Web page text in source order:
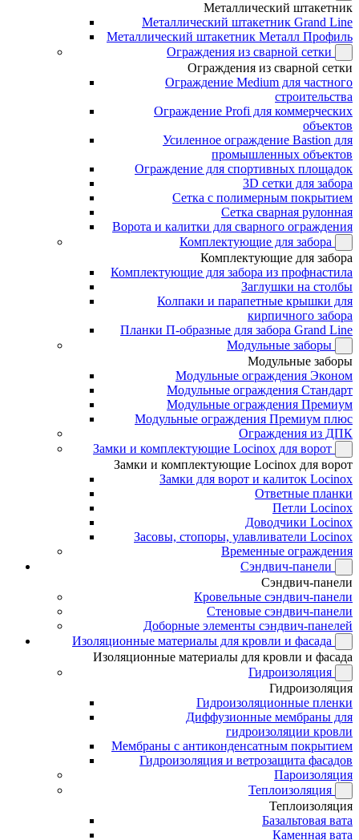
Металлический штакетник
Металлический штакетник Grand Line
Металлический штакетник Металл Профиль
Ограждения из сварной сетки
Ограждения из сварной сетки
Ограждение Medium для частного
строительства
Ограждение Profi для коммерческих
объектов
Усиленное ограждение Bastion для
промышленных объектов
Ограждение для спортивных площадок
3D сетки для забора
Сетка с полимерным покрытием
Сетка сварная рулонная
Ворота и калитки для сварного ограждения
Комплектующие для забора
Комплектующие для забора
Комплектующие для забора из профнастила
Заглушки на столбы
Колпаки и парапетные крышки для
кирпичного забора
Планки П-образные для забора Grand Line
Модульные заборы
Модульные заборы
Модульные ограждения Эконом
Модульные ограждения Стандарт
Модульные ограждения Премиум
Модульные ограждения Премиум плюс
Ограждения из ДПК
Замки и комплектующие Locinox для ворот
Замки и комплектующие Locinox для ворот
Замки для ворот и калиток Locinox
Ответные планки
Петли Locinox
Доводчики Locinox
Засовы, стопоры, улавливатели Locinox
Временные ограждения
Сэндвич-панели
Сэндвич-панели
Кровельные сэндвич-панели
Стеновые сэндвич-панели
Доборные элементы сэндвич-панелей
Изоляционные материалы для кровли и фасада
Изоляционные материалы для кровли и фасада
Гидроизоляция
Гидроизоляция
Гидроизоляционные пленки
Диффузионные мембраны для
гидроизоляции кровли
Мембраны с антиконденсатным покрытием
Гидроизоляция и ветрозащита фасадов
Пароизоляция
Теплоизоляция
Теплоизоляция
Базальтовая вата
Каменная вата